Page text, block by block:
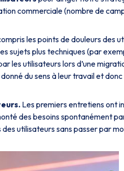
commerciale (nombre de
les points de douleurs des
sujets plus techniques (par
les utilisateurs lors d’une
du sens à leur travail et
Les premiers entretiens ont
des besoins spontanément
utilisateurs sans passer par